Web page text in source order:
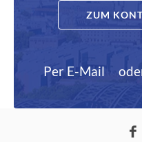
ZUM
Per E-Mail